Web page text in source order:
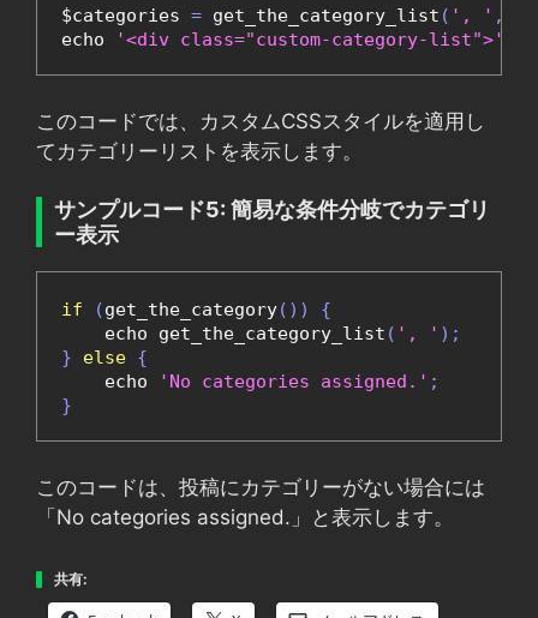
$categories = get_the_category_list ( ', ' ,
echo
'<div class="custom-category-list">'
このコードでは、カスタムCSSスタイルを適用し
てカテゴリーリストを表示します。
サンプルコード5: 簡易な条件分岐でカテゴリ
ー表示
if (get_the_category())
{
    echo get_the_category_list
( ', ' );
}
else {
    echo
'No categories assigned.' ;
}
このコードは、投稿にカテゴリーがない場合には
「No categories assigned.」と表示します。
共有: